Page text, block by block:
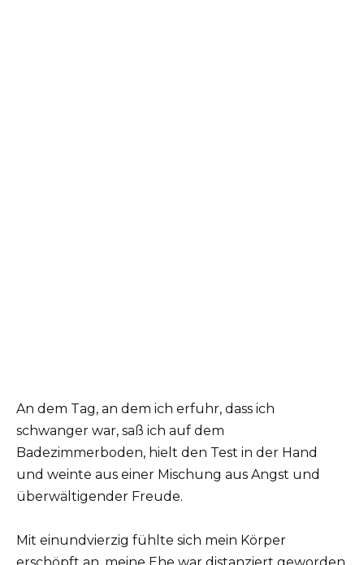
An dem Tag, an dem ich erfuhr, dass ich
schwanger war, saß ich auf dem
Badezimmerboden, hielt den Test in der Hand
und weinte aus einer Mischung aus Angst und
überwältigender Freude.
Mit einundvierzig fühlte sich mein Körper